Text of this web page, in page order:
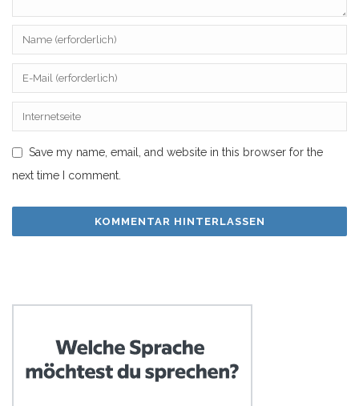
Save my name, email, and website in this browser for the
next time I comment.